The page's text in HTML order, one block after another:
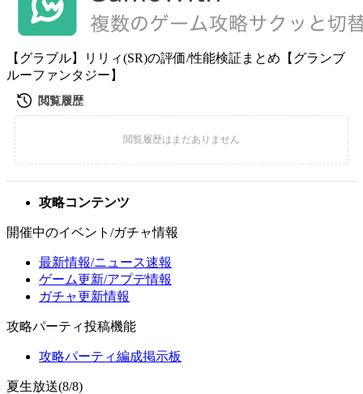
【グラブル】リリィ(SR)の評価/性能検証まとめ【グランブ
ルーファンタジー】
攻略コンテンツ
開催中のイベント/ガチャ情報
最新情報/ニュース速報
ゲーム更新/アプデ情報
ガチャ更新情報
攻略パーティ投稿機能
攻略パーティ編成掲示板
夏生放送(8/8)